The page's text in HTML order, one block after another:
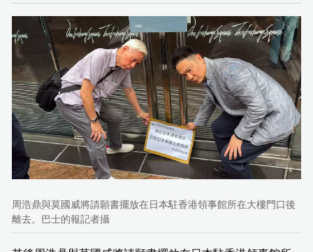
周浩鼎與莫國威將請願書擺放在日本駐香港領事館所在大樓門口後
離去。巴士的報記者攝